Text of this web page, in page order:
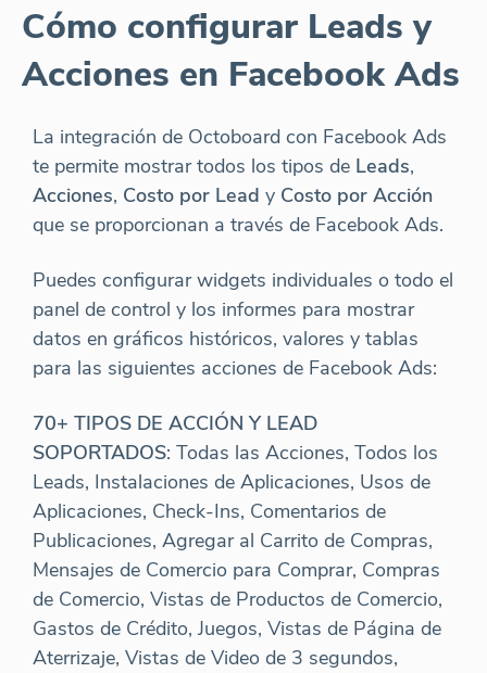
Cómo configurar Leads y
Acciones en Facebook Ads
La integración de Octoboard con Facebook Ads
te permite mostrar todos los tipos de Leads,
Acciones, Costo por Lead y Costo por Acción
que se proporcionan a través de Facebook Ads.
Puedes configurar widgets individuales o todo el
panel de control y los informes para mostrar
datos en gráficos históricos, valores y tablas
para las siguientes acciones de Facebook Ads:
70+ TIPOS DE ACCIÓN Y LEAD
SOPORTADOS: Todas las Acciones, Todos los
Leads, Instalaciones de Aplicaciones, Usos de
Aplicaciones, Check-Ins, Comentarios de
Publicaciones, Agregar al Carrito de Compras,
Mensajes de Comercio para Comprar, Compras
de Comercio, Vistas de Productos de Comercio,
Gastos de Crédito, Juegos, Vistas de Página de
Aterrizaje, Vistas de Video de 3 segundos,